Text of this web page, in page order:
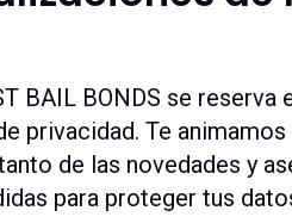
BAIL BONDS se
privacidad. Te
de las novedades y
para proteger tus